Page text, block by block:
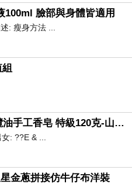
100ml 臉部與身體皆適用
: 瘦身方法 ...
E and A Beauty特級初榨橄欖油手工香皂 特級120克-山羊奶
: ??E & ...
金蔥拼接仿牛仔布洋裝